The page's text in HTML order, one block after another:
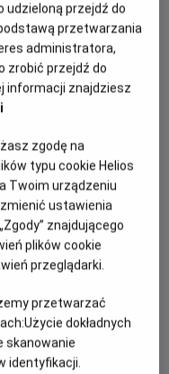
Lenkiewicz, Raynor
Isaacs),
jednej chwili tracą
co dla wielu byłoby
– ponad
wybrzeża.
i garścią
siebie, krok za
ciszy i otaczającej ich
– siebie
się dla nich drogą ku
udzieloną przejdź do
przetwarzania
administratora,
zrobić przejdź do
informacji znajdziesz
zgodę na
typu cookie Helios
Twoim urządzeniu
ustawienia
znajdującego
plików cookie
przeglądarki.
przetwarzać
Użycie dokładnych
skanowanie
identyfikacji.